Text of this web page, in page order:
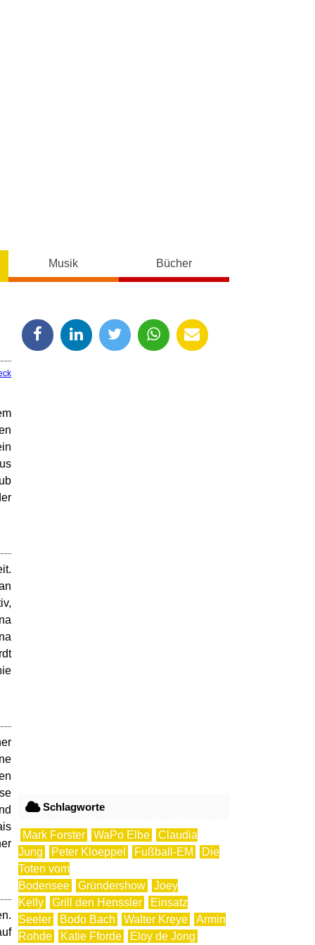
Musik Bücher
Schlagworte
Mark Forster WaPo Elbe
Claudia
Jung
Peter Kloeppel Fußball-EM
Die
Toten vom
Bodensee
Gründershow
Joey
Kelly
Grill den Henssler
Einsatz
Seeler
Bodo Bach Walter Kreye
Armin
Rohde
Katie Fforde Eloy de Jong